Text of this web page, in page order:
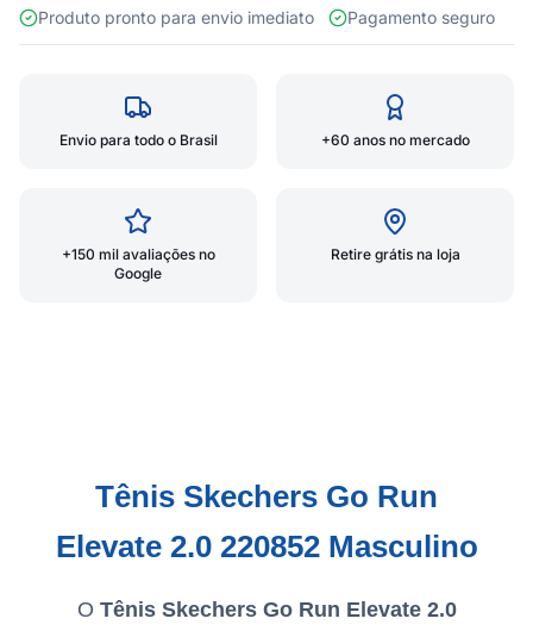
Produto pronto para envio imediato
Pagamento seguro
Envio para todo o Brasil +60 anos no mercado
+150 mil avaliações no
Google
Retire grátis na loja
Tênis Skechers Go Run
Elevate 2.0 220852 Masculino
O Tênis Skechers Go Run Elevate 2.0